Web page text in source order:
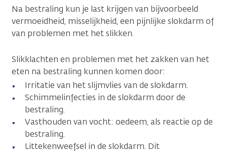
Na bestraling kun je last krijgen van bijvoorbeeld
vermoeidheid, misselijkheid, een pijnlijke slokdarm of
van problemen met het slikken.
Slikklachten en problemen met het zakken van het
eten na bestraling kunnen komen door:
Irritatie van het slijmvlies van de slokdarm.
Schimmelinfecties in de slokdarm door de
bestraling.
Vasthouden van vocht: oedeem, als reactie op de
bestraling.
Littekenweefsel in de slokdarm. Dit